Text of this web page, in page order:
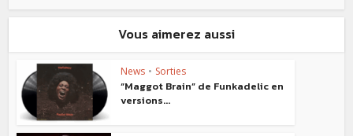
Vous aimerez aussi
News • Sorties
“Maggot Brain” de Funkadelic en
versions...